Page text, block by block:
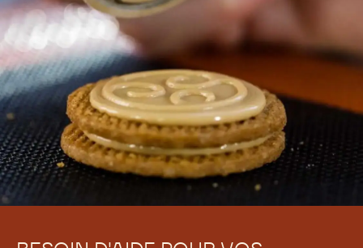
chaine entrainant une cristallisation parfaite. Vous
bénéficiez ainsi de plus de temps pour travailler
votre chocolat, dans la mesure où vous déclenchez le
processus dès le tout début.